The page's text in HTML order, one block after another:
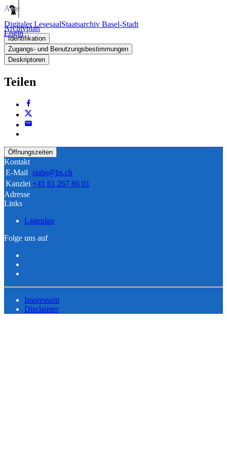
Digitaler LesesaalStaatsarchiv Basel-Stadt
Login
Akte
Archivplan
Identifikation
Zugangs- und Benutzungsbestimmungen
Deskriptoren
Teilen
Öffnungszeiten
Kontakt
E-Mail stabs@bs.ch
Kanzlei +41 61 267 86 01
Adresse
Links
Lageplan
Folge uns auf
Impressum
Disclaimer